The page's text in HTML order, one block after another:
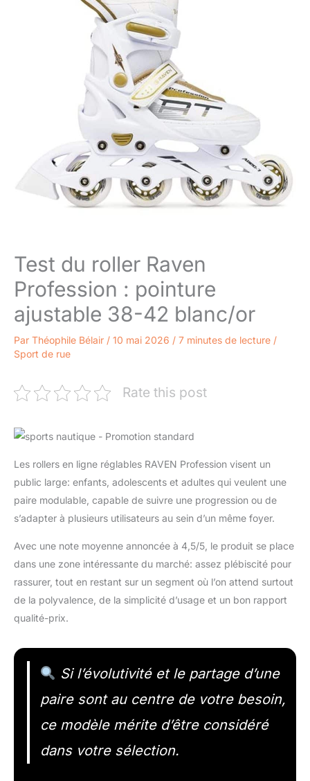
Test du roller Raven
Profession : pointure
ajustable 38-42 blanc/or
Par Théophile Bélair / 10 mai 2026 / 7 minutes de lecture /
Sport de rue
Rate this post
Les rollers en ligne réglables RAVEN Profession visent un
public large: enfants, adolescents et adultes qui veulent une
paire modulable, capable de suivre une progression ou de
s’adapter à plusieurs utilisateurs au sein d’un même foyer.
Avec une note moyenne annoncée à 4,5/5, le produit se place
dans une zone intéressante du marché: assez plébiscité pour
rassurer, tout en restant sur un segment où l’on attend surtout
de la polyvalence, de la simplicité d’usage et un bon rapport
qualité-prix.
Si l’évolutivité et le partage d’une
paire sont au centre de votre besoin,
ce modèle mérite d’être considéré
dans votre sélection.